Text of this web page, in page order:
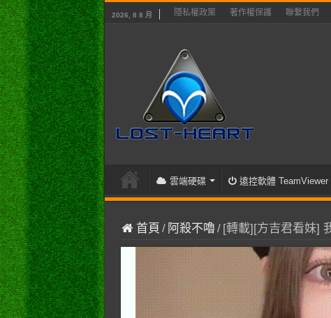
2026, 8 8 月 隱私權政策 著作權保護 聯繫我們
雲端硬碟 遠控軟體 TeamViewer
首頁 / 阿殺不嚕/ [轉載][方吉君看妹]